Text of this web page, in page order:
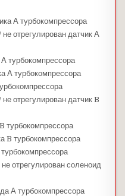
А турбокомпрессора
отрегулирован датчик А
турбокомпрессора
А турбокомпрессора
отрегулирован датчик B
турбокомпрессора
B турбокомпрессора
отрегулирован соленоид
А турбокомпрессора